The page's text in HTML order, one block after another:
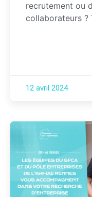
recrutement ou
collaborateurs
12 avril 2024